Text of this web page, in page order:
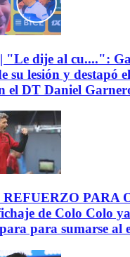
"Le dije al cu....":
su lesión y destapó
el DT Daniel
REFUERZO PARA
de Colo Colo
para sumarse al